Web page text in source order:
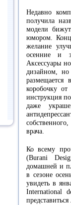
Недавно
получила
модели
юмором.
желание
осенние и
Аксессуары
дизайном,
размещается
коробочку от
инструкция
даже
врача.
Ко всему
(Burani
домашней и
в сезоне
увидеть в
International